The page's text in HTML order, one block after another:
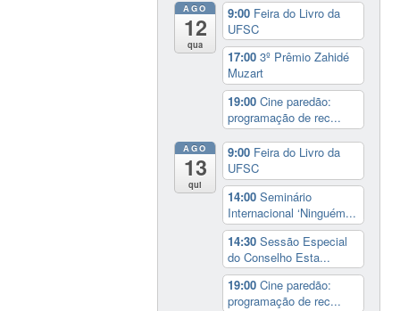
AGO
12
qua
9:00 Feira do Livro da
UFSC
17:003º Prêmio Zahidé
Muzart
19:00Cine paredão:
programação de rec...
AGO
13
qui
9:00 Feira do Livro da
UFSC
14:00Seminário
Internacional ‘Ninguém...
14:30Sessão Especial
do Conselho Esta...
19:00Cine paredão:
programação de rec...